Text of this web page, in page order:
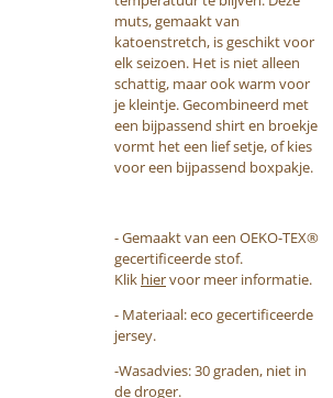
muts, gemaakt van
katoenstretch, is geschikt voor
elk seizoen. Het is niet alleen
schattig, maar ook warm voor
je kleintje. Gecombineerd met
een bijpassend shirt en broekje
vormt het een lief setje, of kies
voor een bijpassend boxpakje.
- Gemaakt van een OEKO-TEX®
gecertificeerde stof.
Klik hiervoor meer informatie.
- Materiaal: eco gecertificeerde
jersey.
-Wasadvies: 30 graden, niet in
de droger.